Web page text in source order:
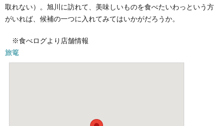
取れない）。旭川に訪れて、美味しいものを食べたいわっという方
がいれば、候補の一つに入れてみてはいかがだろうか。
※食べログより店舗情報
旅篭